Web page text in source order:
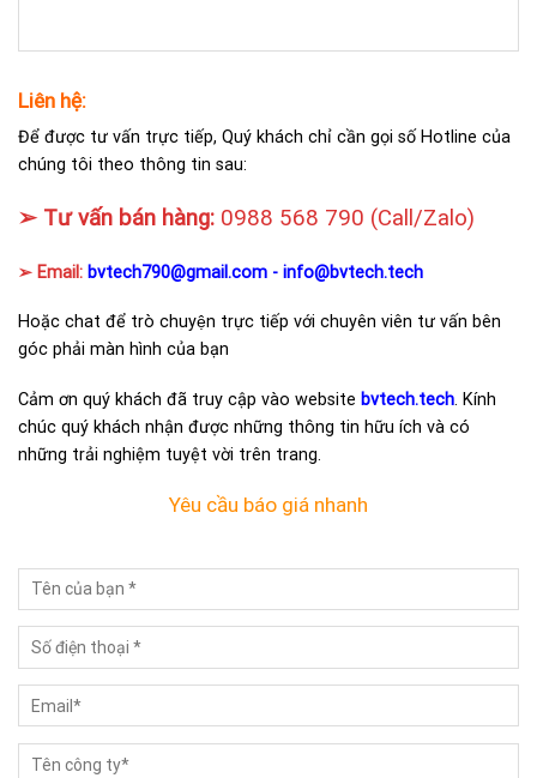
Liên hệ:
Để được tư vấn trực tiếp, Quý khách chỉ cần gọi số Hotline của
chúng tôi theo thông tin sau:
➢ Tư vấn bán hàng: 0988 568 790 (Call/Zalo)
➢ Email: bvtech790@gmail.com - info@bvtech.tech
Hoặc chat để trò chuyện trực tiếp với chuyên viên tư vấn bên
góc phải màn hình của bạn
Cảm ơn quý khách đã truy cập vào website bvtech.tech. Kính
chúc quý khách nhận được những thông tin hữu ích và có
những trải nghiệm tuyệt vời trên trang.
Yêu cầu báo giá nhanh